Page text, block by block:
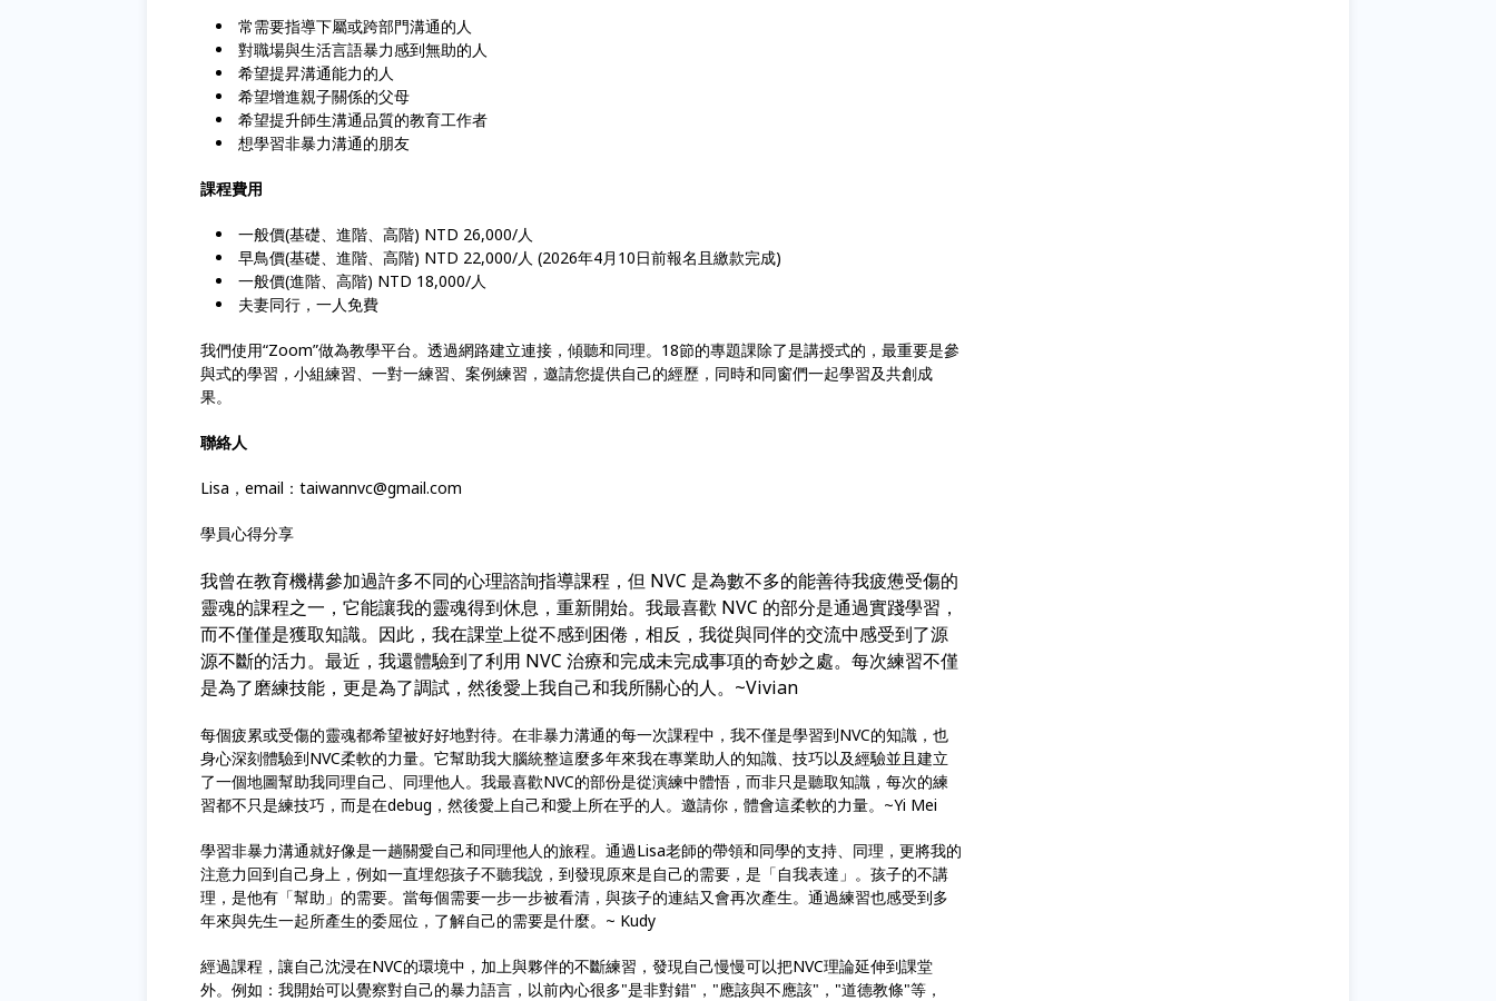
常需要指導下屬或跨部門溝通的人
對職場與生活言語暴力感到無助的人
希望提昇溝通能力的人
希望增進親子關係的父母
希望提升師生溝通品質的教育工作者
想學習非暴力溝通的朋友
課程費用
一般價(基礎、進階、高階) NTD 26,000/人
早鳥價(基礎、進階、高階) NTD 22,000/人 (2026年4月10日前報名且繳款完成)
一般價(進階、高階) NTD 18,000/人
夫妻同行，一人免費
我們使用“Zoom”做為教學平台。透過網路建立連接，傾聽和同理。18節的專題課除了是講授式的，最重要是參
與式的學習，小組練習、一對一練習、案例練習，邀請您提供自己的經歷，同時和同窗們一起學習及共創成
果。
聯絡人
Lisa，email：taiwannvc@gmail.com
學員心得分享
我曾在教育機構參加過許多不同的心理諮詢指導課程，但 NVC 是為數不多的能善待我疲憊受傷的
靈魂的課程之一，它能讓我的靈魂得到休息，重新開始。我最喜歡 NVC 的部分是通過實踐學習，
而不僅僅是獲取知識。因此，我在課堂上從不感到困倦，相反，我從與同伴的交流中感受到了源
源不斷的活力。最近，我還體驗到了利用 NVC 治療和完成未完成事項的奇妙之處。每次練習不僅
是為了磨練技能，更是為了調試，然後愛上我自己和我所關心的人。~Vivian
每個疲累或受傷的靈魂都希望被好好地對待。在非暴力溝通的每一次課程中，我不僅是學習到NVC的知識，也
身心深刻體驗到NVC柔軟的力量。它幫助我大腦統整這麼多年來我在專業助人的知識、技巧以及經驗並且建立
了一個地圖幫助我同理自己、同理他人。我最喜歡NVC的部份是從演練中體悟，而非只是聽取知識，每次的練
習都不只是練技巧，而是在debug，然後愛上自己和愛上所在乎的人。邀請你，體會這柔軟的力量。~Yi Mei
學習非暴力溝通就好像是一趟關愛自己和同理他人的旅程。通過Lisa老師的帶領和同學的支持、同理，更將我的
注意力回到自己身上，例如一直埋怨孩子不聽我說，到發現原來是自己的需要，是「自我表達」。孩子的不講
理，是他有「幫助」的需要。當每個需要一步一步被看清，與孩子的連結又會再次產生。通過練習也感受到多
年來與先生一起所產生的委屈位，了解自己的需要是什麼。~ Kudy
經過課程，讓自己沈浸在NVC的環境中，加上與夥伴的不斷練習，發現自己慢慢可以把NVC理論延伸到課堂
外。例如：我開始可以覺察對自己的暴力語言，以前內心很多"是非對錯"，"應該與不應該"，"道德教條"等，